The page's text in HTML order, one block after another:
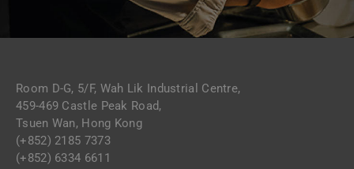
Room D-G, 5/F, Wah Lik Industrial Centre,
459-469 Castle Peak Road,
Tsuen Wan, Hong Kong
(+852) 2185 7373
(+852) 6334 6611